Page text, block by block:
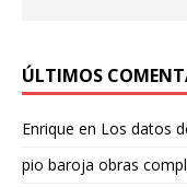
ÚLTIMOS
Enrique en Los datos
pio baroja obras